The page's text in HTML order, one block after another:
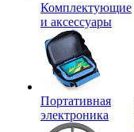
Комплектующие
и аксессуары
Портативная
электроника